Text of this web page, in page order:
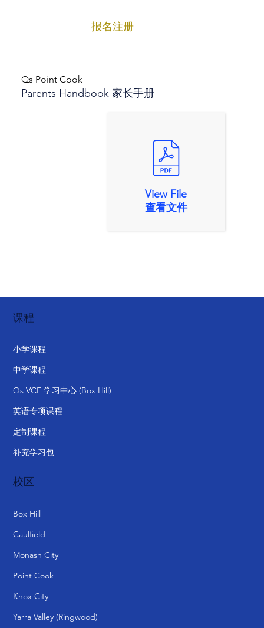
报名注册
Qs Point Cook
Parents Handbook 家长手册
View File
查看文件
课程
小学课程
中学课程
Qs VCE 学习中心 (Box Hill)
英语专项课程
定制课程
补充学习包
校区
Box Hill
Caulfield
Monash City
Point Cook
Knox City
Yarra Valley (Ringwood)